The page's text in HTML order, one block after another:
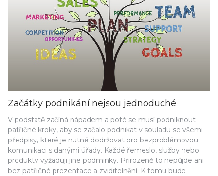
Začátky podnikání nejsou jednoduché
V podstatě začíná nápadem a poté se musí podniknout
patřičné kroky, aby se začalo podnikat v souladu se všemi
předpisy, které je nutné dodržovat pro bezproblémovou
komunikaci s danými úřady. Každé řemeslo, služby nebo
produkty vyžadují jiné podmínky. Přirozeně to nepůjde ani
bez patřičné prezentace a zviditelnění. K tomu bude